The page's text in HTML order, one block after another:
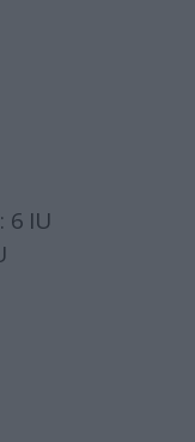
6 IU